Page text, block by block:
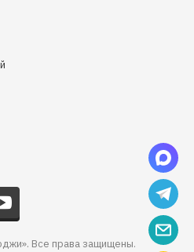
Все права защищены.